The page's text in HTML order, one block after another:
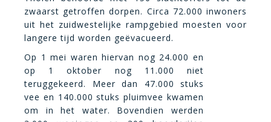
zwaarst getroffen dorpen. Circa 72.000 inwoners
uit het zuidwestelijke rampgebied moesten voor
langere tijd worden geëvacueerd.
Op 1 mei waren hiervan nog 24.000 en
op 1 oktober nog 11.000 niet
teruggekeerd. Meer dan 47.000 stuks
vee en 140.000 stuks pluimvee kwamen
om in het water. Bovendien werden